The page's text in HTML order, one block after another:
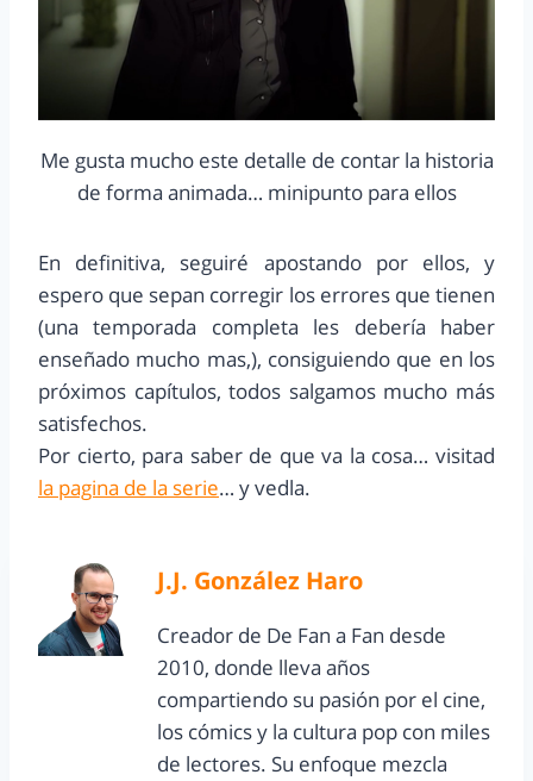
Me gusta mucho este detalle de contar la historia
de forma animada… minipunto para ellos
En definitiva, seguiré apostando por ellos, y
espero que sepan corregir los errores que tienen
(una temporada completa les debería haber
enseñado mucho mas,), consiguiendo que en los
próximos capítulos, todos salgamos mucho más
satisfechos.
Por cierto, para saber de que va la cosa… visitad
la pagina de la serie… y vedla.
J.J. González Haro
Creador de De Fan a Fan desde
2010, donde lleva años
compartiendo su pasión por el cine,
los cómics y la cultura pop con miles
de lectores. Su enfoque mezcla